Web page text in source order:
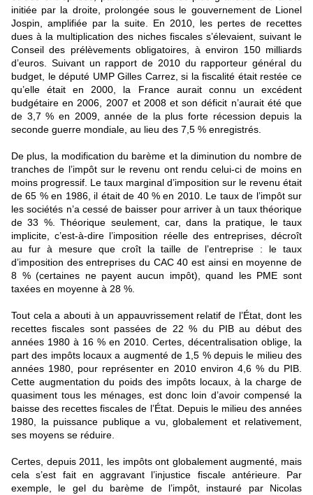
initiée par la droite, prolongée sous le gouvernement de Lionel
Jospin, amplifiée par la suite. En 2010, les pertes de recettes
dues à la multiplication des niches fiscales s’élevaient, suivant le
Conseil des prélèvements obligatoires, à environ 150 milliards
d’euros. Suivant un rapport de 2010 du rapporteur général du
budget, le député UMP Gilles Carrez, si la fiscalité était restée ce
qu’elle était en 2000, la France aurait connu un excédent
budgétaire en 2006, 2007 et 2008 et son déficit n’aurait été que
de 3,7 % en 2009, année de la plus forte récession depuis la
seconde guerre mondiale, au lieu des 7,5 % enregistrés.
De plus, la modification du barème et la diminution du nombre de
tranches de l’impôt sur le revenu ont rendu celui-ci de moins en
moins progressif. Le taux marginal d’imposition sur le revenu était
de 65 % en 1986, il était de 40 % en 2010. Le taux de l’impôt sur
les sociétés n’a cessé de baisser pour arriver à un taux théorique
de 33 %. Théorique seulement, car, dans la pratique, le taux
implicite, c’est-à-dire l’imposition réelle des entreprises, décroît
au fur à mesure que croît la taille de l’entreprise : le taux
d’imposition des entreprises du CAC 40 est ainsi en moyenne de
8 % (certaines ne payent aucun impôt), quand les PME sont
taxées en moyenne à 28 %.
Tout cela a abouti à un appauvrissement relatif de l’État, dont les
recettes fiscales sont passées de 22 % du PIB au début des
années 1980 à 16 % en 2010. Certes, décentralisation oblige, la
part des impôts locaux a augmenté de 1,5 % depuis le milieu des
années 1980, pour représenter en 2010 environ 4,6 % du PIB.
Cette augmentation du poids des impôts locaux, à la charge de
quasiment tous les ménages, est donc loin d’avoir compensé la
baisse des recettes fiscales de l’État. Depuis le milieu des années
1980, la puissance publique a vu, globalement et relativement,
ses moyens se réduire.
Certes, depuis 2011, les impôts ont globalement augmenté, mais
cela s’est fait en aggravant l’injustice fiscale antérieure. Par
exemple, le gel du barème de l’impôt, instauré par Nicolas